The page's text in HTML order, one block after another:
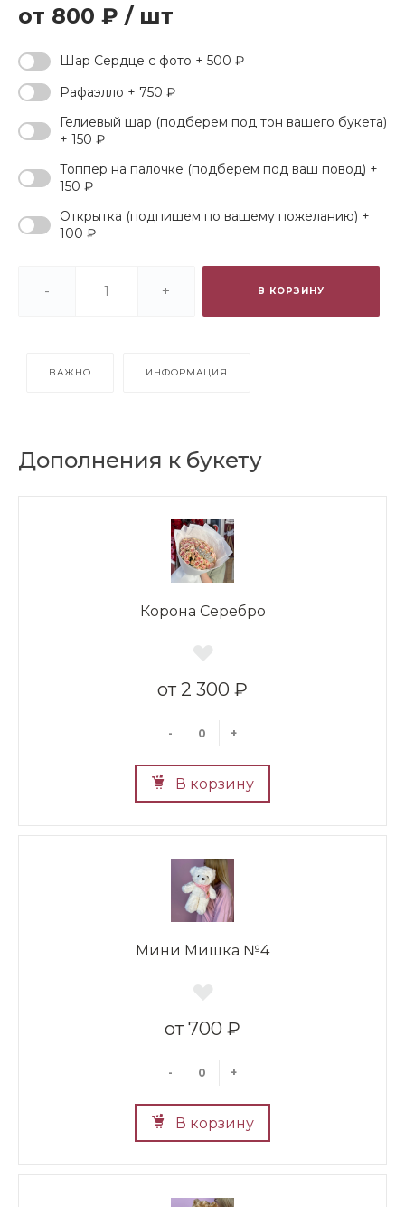
800 ₽ / шт
Шар Сердце с фото + 500 ₽
Рафаэлло + 750 ₽
Гелиевый шар (подберем под тон вашего букета)
+ 150 ₽
Топпер на палочке (подберем под ваш повод) +
150 ₽
Открытка (подпишем по вашему пожеланию) +
100 ₽
- + В КОРЗИНУ
ВАЖНО ИНФОРМАЦИЯ
Дополнения к букету
Корона Серебро
2 300 ₽
- +
В корзину
Мини Мишка №4
700 ₽
- +
В корзину